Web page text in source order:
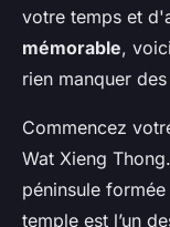
votre temps et
mémorable,
rien manquer
Commencez
Wat Xieng
péninsule
temple est l’un